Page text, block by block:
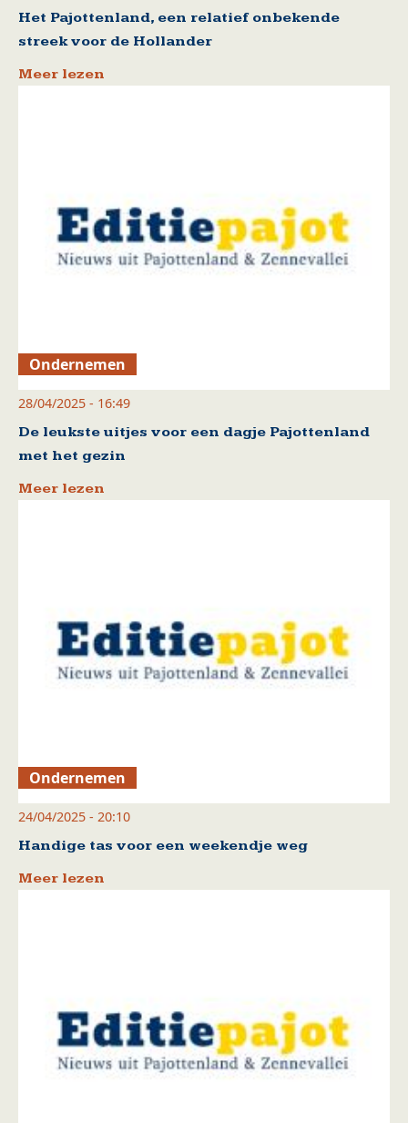
Het Pajottenland, een relatief onbekende
streek voor de Hollander
Meer lezen
Ondernemen
28/04/2025 - 16:49
De leukste uitjes voor een dagje Pajottenland
met het gezin
Meer lezen
Ondernemen
24/04/2025 - 20:10
Handige tas voor een weekendje weg
Meer lezen